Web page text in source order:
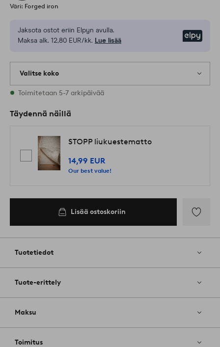
Väri: Forged iron
Jaksota ostot eriin Elpyn avulla.
Maksa alk. 12,80 EUR/kk. Lue lisää
Valitse koko
1 varastossa olevat koot
Toimitetaan 5-7 arkipäivää
Täydennä näillä
STOPP liukuestematto
14,99 EUR
Our best value!
Lisää ostoskoriin
Tuotetiedot
Tuote-erittely
Maksu
Toimitus